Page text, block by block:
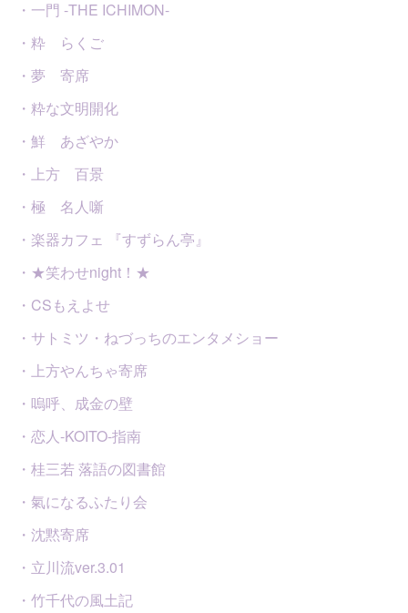
・一門 -THE ICHIMON-
・粋 らくご
・夢 寄席
・粋な文明開化
・鮮 あざやか
・上方 百景
・極 名人噺
・楽器カフェ 『すずらん亭』
・★笑わせnight！★
・CSもえよせ
・サトミツ・ねづっちのエンタメショー
・上方やんちゃ寄席
・嗚呼、成金の壁
・恋人-KOITO-指南
・桂三若 落語の図書館
・氣になるふたり会
・沈黙寄席
・立川流ver.3.01
・竹千代の風土記